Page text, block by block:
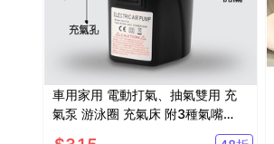
車用家用 電動打氣、抽氣雙用 充
氣泵 游泳圈 充氣床 附3種氣嘴